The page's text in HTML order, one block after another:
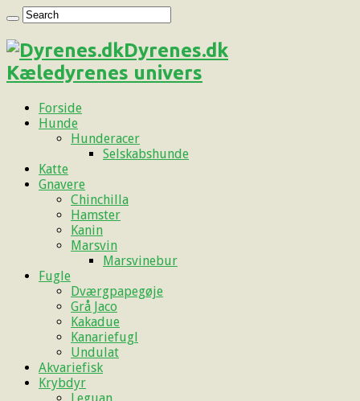
Dyrenes.dk
Kæledyrenes univers
Forside
Hunde
Hunderacer
Selskabshunde
Katte
Gnavere
Chinchilla
Hamster
Kanin
Marsvin
Marsvinebur
Fugle
Dværgpapegøje
Grå Jaco
Kakadue
Kanariefugl
Undulat
Akvariefisk
Krybdyr